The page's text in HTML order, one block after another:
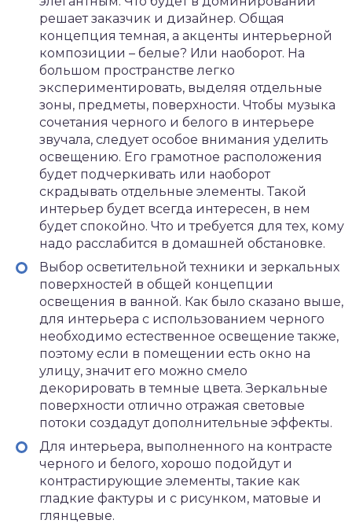
решает заказчик и дизайнер. Общая
концепция темная, а акценты интерьерной
композиции – белые? Или наоборот. На
большом пространстве легко
экспериментировать, выделяя отдельные
зоны, предметы, поверхности. Чтобы музыка
сочетания черного и белого в интерьере
звучала, следует особое внимания уделить
освещению. Его грамотное расположения
будет подчеркивать или наоборот
скрадывать отдельные элементы. Такой
интерьер будет всегда интересен, в нем
будет спокойно. Что и требуется для тех, кому
надо расслабится в домашней обстановке.
Выбор осветительной техники и зеркальных
поверхностей в общей концепции
освещения в ванной. Как было сказано выше,
для интерьера с использованием черного
необходимо естественное освещение также,
поэтому если в помещении есть окно на
улицу, значит его можно смело
декорировать в темные цвета. Зеркальные
поверхности отлично отражая световые
потоки создадут дополнительные эффекты.
Для интерьера, выполненного на контрасте
черного и белого, хорошо подойдут и
контрастирующие элементы, такие как
гладкие фактуры и с рисунком, матовые и
глянцевые.